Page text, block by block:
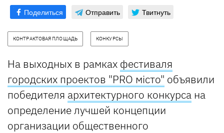
Поделиться Отправить Твитнуть
КОНТРАКТОВАЯ ПЛОЩАДЬ КОНКУРСЫ
На выходных в рамках фестиваля
городских проектов "PRO місто" объявили
победителя архитектурного конкурса на
определение лучшей концепции
организации общественного